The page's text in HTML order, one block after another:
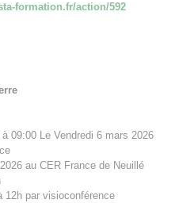
formation.fr/action/592
à 09:00 Le Vendredi 6 mars 2026
au CER France de Neuillé
12h par visioconférence